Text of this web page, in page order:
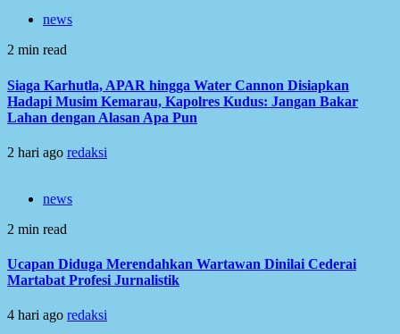
news
2 min read
Siaga Karhutla, APAR hingga Water Cannon Disiapkan
Hadapi Musim Kemarau, Kapolres Kudus: Jangan Bakar
Lahan dengan Alasan Apa Pun
2 hari ago redaksi
news
2 min read
Ucapan Diduga Merendahkan Wartawan Dinilai Cederai
Martabat Profesi Jurnalistik
4 hari ago redaksi